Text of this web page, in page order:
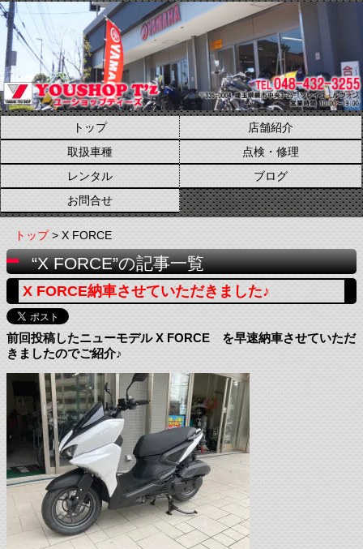
トップ
店舗紹介
取扱車種
点検・修理
レンタル
ブログ
お問合せ
トップ> X FORCE
“X FORCE”の記事一覧
X FORCE納車させていただきました♪
前回投稿したニューモデル X FORCE を早速納車させていただ
きましたのでご紹介♪